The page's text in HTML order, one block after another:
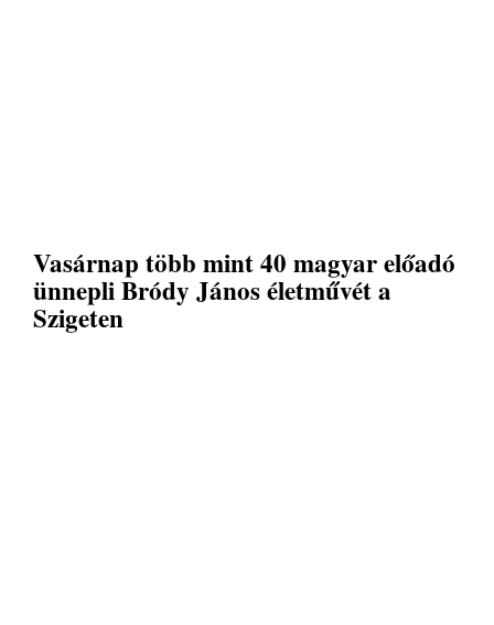
Vasárnap több mint 40 magyar előadó
ünnepli Bródy János életművét a
Szigeten